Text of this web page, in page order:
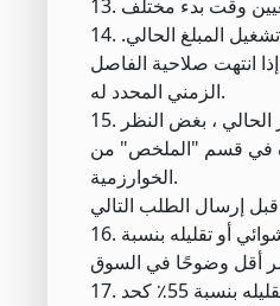
14. انتظر تنفيذ الأمر الحالي قبل إرسال الطلب التالي - إذا تم تحديد خانة الاختيار ، فسيتم تعليق المكون التالي حتى يتم تشغيل المبلغ الحالي.
إذا انتهت صلاحية الفاصل
الزمني المحدد له.
15. التزم بالجدول الزمني - إذا تم تحديد خانة الاختيار وتأخر الخوارزمية ، فسيتم وضع الأمر التالي فورًا من لحظة تنفيذ الأمر الحالي ، بغض النظر
في قسم "الملخص" من
الخوارزمية.
16. قم بترتيب الفاصل الزمني عشوائيًا بنسبة +/- 20٪ - إذا تم تحديده ، فسيتم زيادة الفاصل الزمني الذي حددته بشكل عشوائي أو تقليله بنسبة
17. قم بترتيب الحجم عشوائيًا بنسبة +/- 55٪ - إذا تم تحديده ، فسيتم زيادة حجم الخطوة الذي تحدده بشكل عشوائي أو تقليله بنسبة 55٪ كحد